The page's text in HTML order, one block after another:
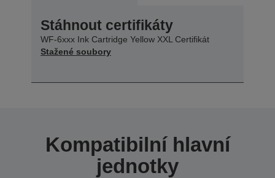
Stáhnout certifikáty
WF-6xxx Ink Cartridge Yellow XXL Certifikát
Stažené soubory
Kompatibilní hlavní
jednotky